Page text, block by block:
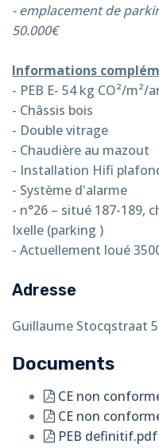
- emplacement de
50.000€
Informations
- PEB E- 54 kg CO²/m²/
- Châssis bois
- Double vitrage
- Chaudière au mazout
- Installation Hifi
- Système d'alarme
- n°26 – situé 187-189,
Ixelle (parking )
- Actuellement loué
Adresse
Guillaume Stocqstraat
Documents
CE non
CE non
PEB definitif.pdf